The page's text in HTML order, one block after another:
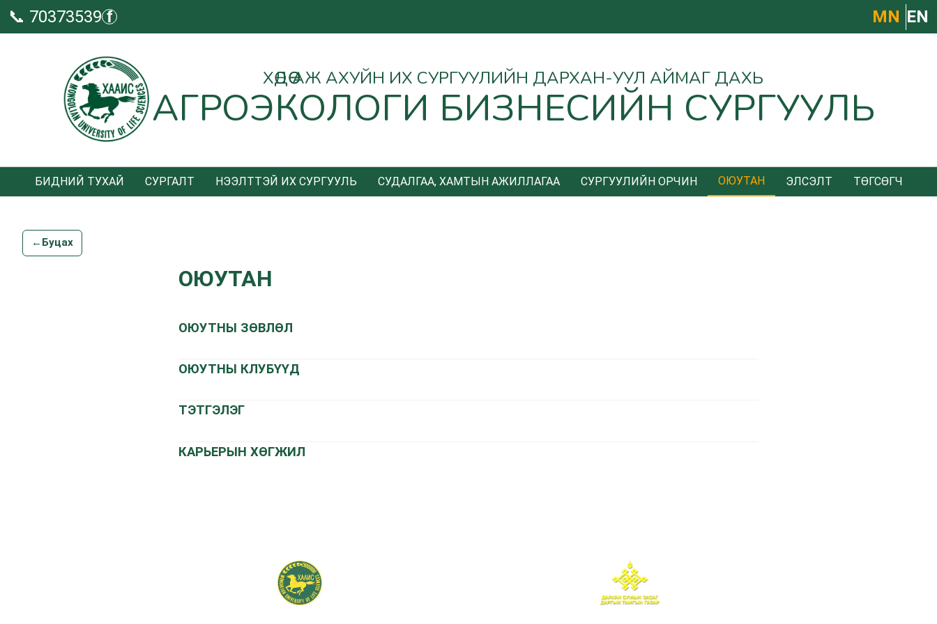
📞 70373539 f МN EN
ХӨДӨӨ АЖ АХУЙН ИХ СУРГУУЛИЙН ДАРХАН-УУЛ АЙМАГ ДАХЬ
АГРОЭКОЛОГИ БИЗНЕСИЙН СУРГУУЛЬ
БИДНИЙ ТУХАЙ СУРГАЛТ НЭЭЛТТЭЙ ИХ СУРГУУЛЬ СУДАЛГАА, ХАМТЫН АЖИЛЛАГАА СУРГУУЛИЙН ОРЧИН ОЮУТАН ЭЛСЭЛТ ТӨГСӨГЧ
← Буцах
ОЮУТАН
ОЮУТНЫ ЗӨВЛӨЛ
ОЮУТНЫ КЛУБҮҮД
ТЭТГЭЛЭГ
КАРЬЕРЫН ХӨГЖИЛ